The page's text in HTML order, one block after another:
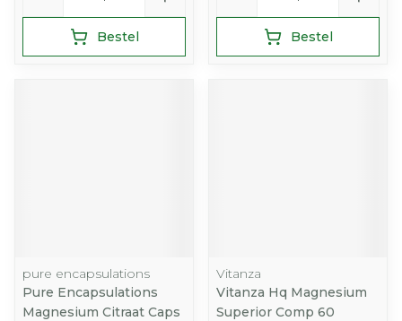
Bestel Bestel
pure encapsulations
Pure Encapsulations
Magnesium Citraat Caps
Vitanza
Vitanza Hq Magnesium
Superior Comp 60